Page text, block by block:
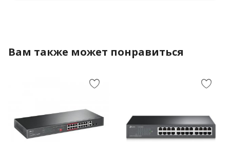
Вам также может понравиться